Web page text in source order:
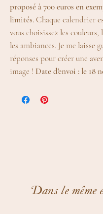
proposé à 700 euros en
limités.Chaque calendrier
vous choisissez les couleurs,
les ambiances. Je me laisse
réponses pour créer une
image ! Date d'envoi : le 18
Dans le même